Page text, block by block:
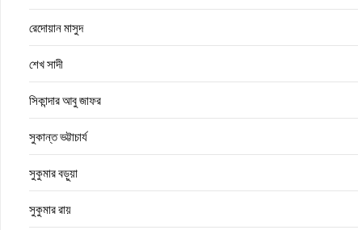
রেদোয়ান মাসুদ
শেখ সাদী
সিকান্দার আবু জাফর
সুকান্ত ভট্টাচার্য
সুকুমার বড়ুয়া
সুকুমার রায়